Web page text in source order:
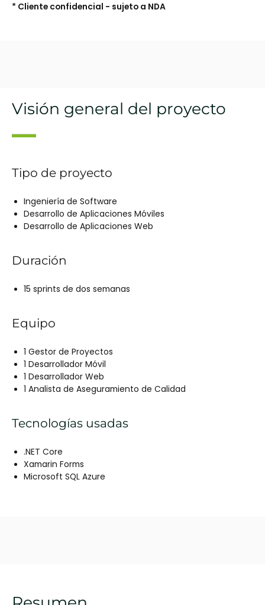
* Cliente confidencial - sujeto a NDA
Visión general del proyecto
Tipo de proyecto
Ingeniería de Software
Desarrollo de Aplicaciones Móviles
Desarrollo de Aplicaciones Web
Duración
15 sprints de dos semanas
Equipo
1 Gestor de Proyectos
1 Desarrollador Móvil
1 Desarrollador Web
1 Analista de Aseguramiento de Calidad
Tecnologías usadas
.NET Core
Xamarin Forms
Microsoft SQL Azure